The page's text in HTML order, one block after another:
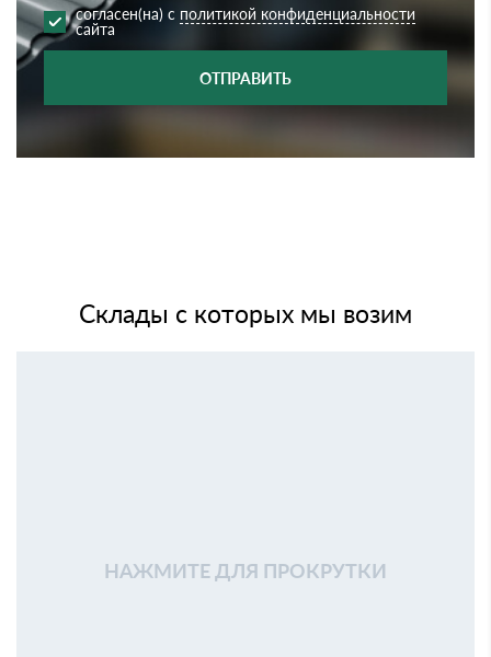
согласен(на) с политикой конфиденциальности
сайта
ОТПРАВИТЬ
Склады с которых мы возим
НАЖМИТЕ ДЛЯ ПРОКРУТКИ